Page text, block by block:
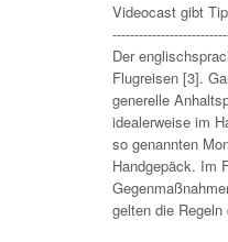
Videocast gibt
Der
Flugreisen [3].
generelle
idealerweise im
so genannten
Handgepäck. Im
gelten die